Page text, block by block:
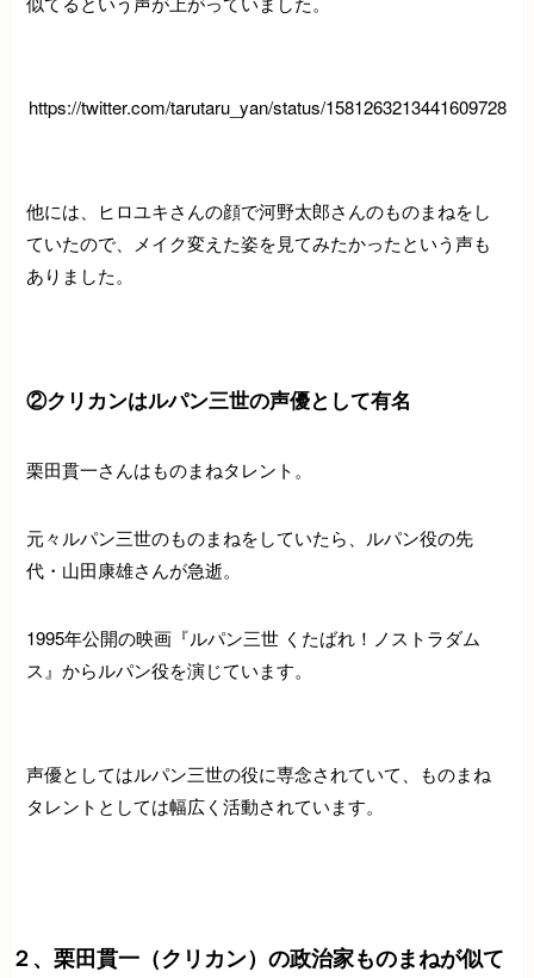
https://twitter.com/tarutaru_yan/status/1581263213441609728
他には、ヒロユキさんの顔で河野太郎さんのものまねをし
ていたので、メイク変えた姿を見てみたかったという声も
ありました。
②クリカンはルパン三世の声優として有名
栗田貫一さんはものまねタレント。
元々ルパン三世のものまねをしていたら、ルパン役の先
代・山田康雄さんが急逝。
1995年公開の映画『ルパン三世 くたばれ！ノストラダム
ス』からルパン役を演じています。
声優としてはルパン三世の役に専念されていて、ものまね
タレントとしては幅広く活動されています。
２、栗田貫一（クリカン）の政治家ものまねが似て